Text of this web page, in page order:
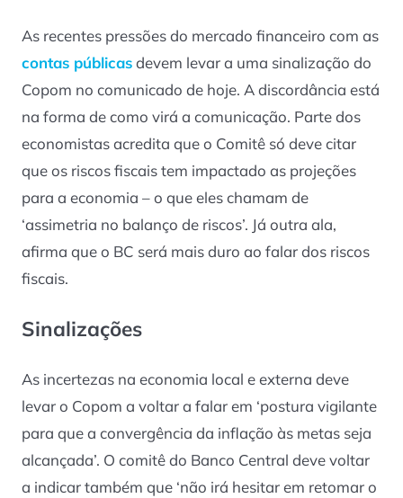
As recentes pressões do mercado financeiro com as
contas públicasdevem levar a uma sinalização do
Copom no comunicado de hoje. A discordância está
na forma de como virá a comunicação. Parte dos
economistas acredita que o Comitê só deve citar
que os riscos fiscais tem impactado as projeções
para a economia – o que eles chamam de
‘assimetria no balanço de riscos’. Já outra ala,
afirma que o BC será mais duro ao falar dos riscos
fiscais.
Sinalizações
As incertezas na economia local e externa deve
levar o Copom a voltar a falar em ‘postura vigilante
para que a convergência da inflação às metas seja
alcançada’. O comitê do Banco Central deve voltar
a indicar também que ‘não irá hesitar em retomar o